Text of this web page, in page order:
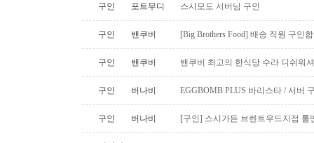
구인 포트무디 스시모도 서버님 구인
구인 밴쿠버 [Big Brothers Food] 배송 직원 구인
구인 밴쿠버 밴쿠버 최고의 한식당 수라 디쉬워
구인 버나비 EGGBOMB PLUS 바리스타 / 서버
구인 버나비 [구인] 스시가든 브렌트우드지점 롤